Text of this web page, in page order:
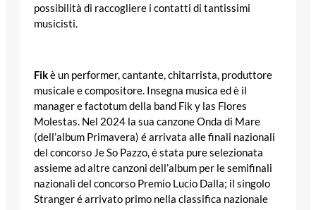
possibilità di raccogliere i contatti di tantissimi
musicisti.
Fikè un performer, cantante, chitarrista, produttore
musicale e compositore. Insegna musica ed è il
manager e factotum della band Fik y las Flores
Molestas. Nel 2024 la sua canzone Onda di Mare
(dell’album Primavera) é arrivata alle finali nazionali
del concorso Je So Pazzo, é stata pure selezionata
assieme ad altre canzoni dell’album per le semifinali
nazionali del concorso Premio Lucio Dalla; il singolo
Stranger é arrivato primo nella classifica nazionale